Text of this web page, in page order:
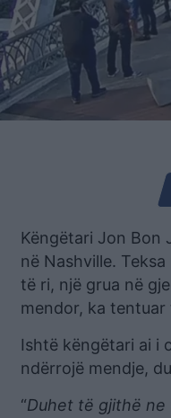
Këngëtari Jon Bon
në Nashville.
të ri, një grua në
mendor, ka
Ishtë këngëtari ai i
ndërrojë mendje,
“Duhet të gjithë